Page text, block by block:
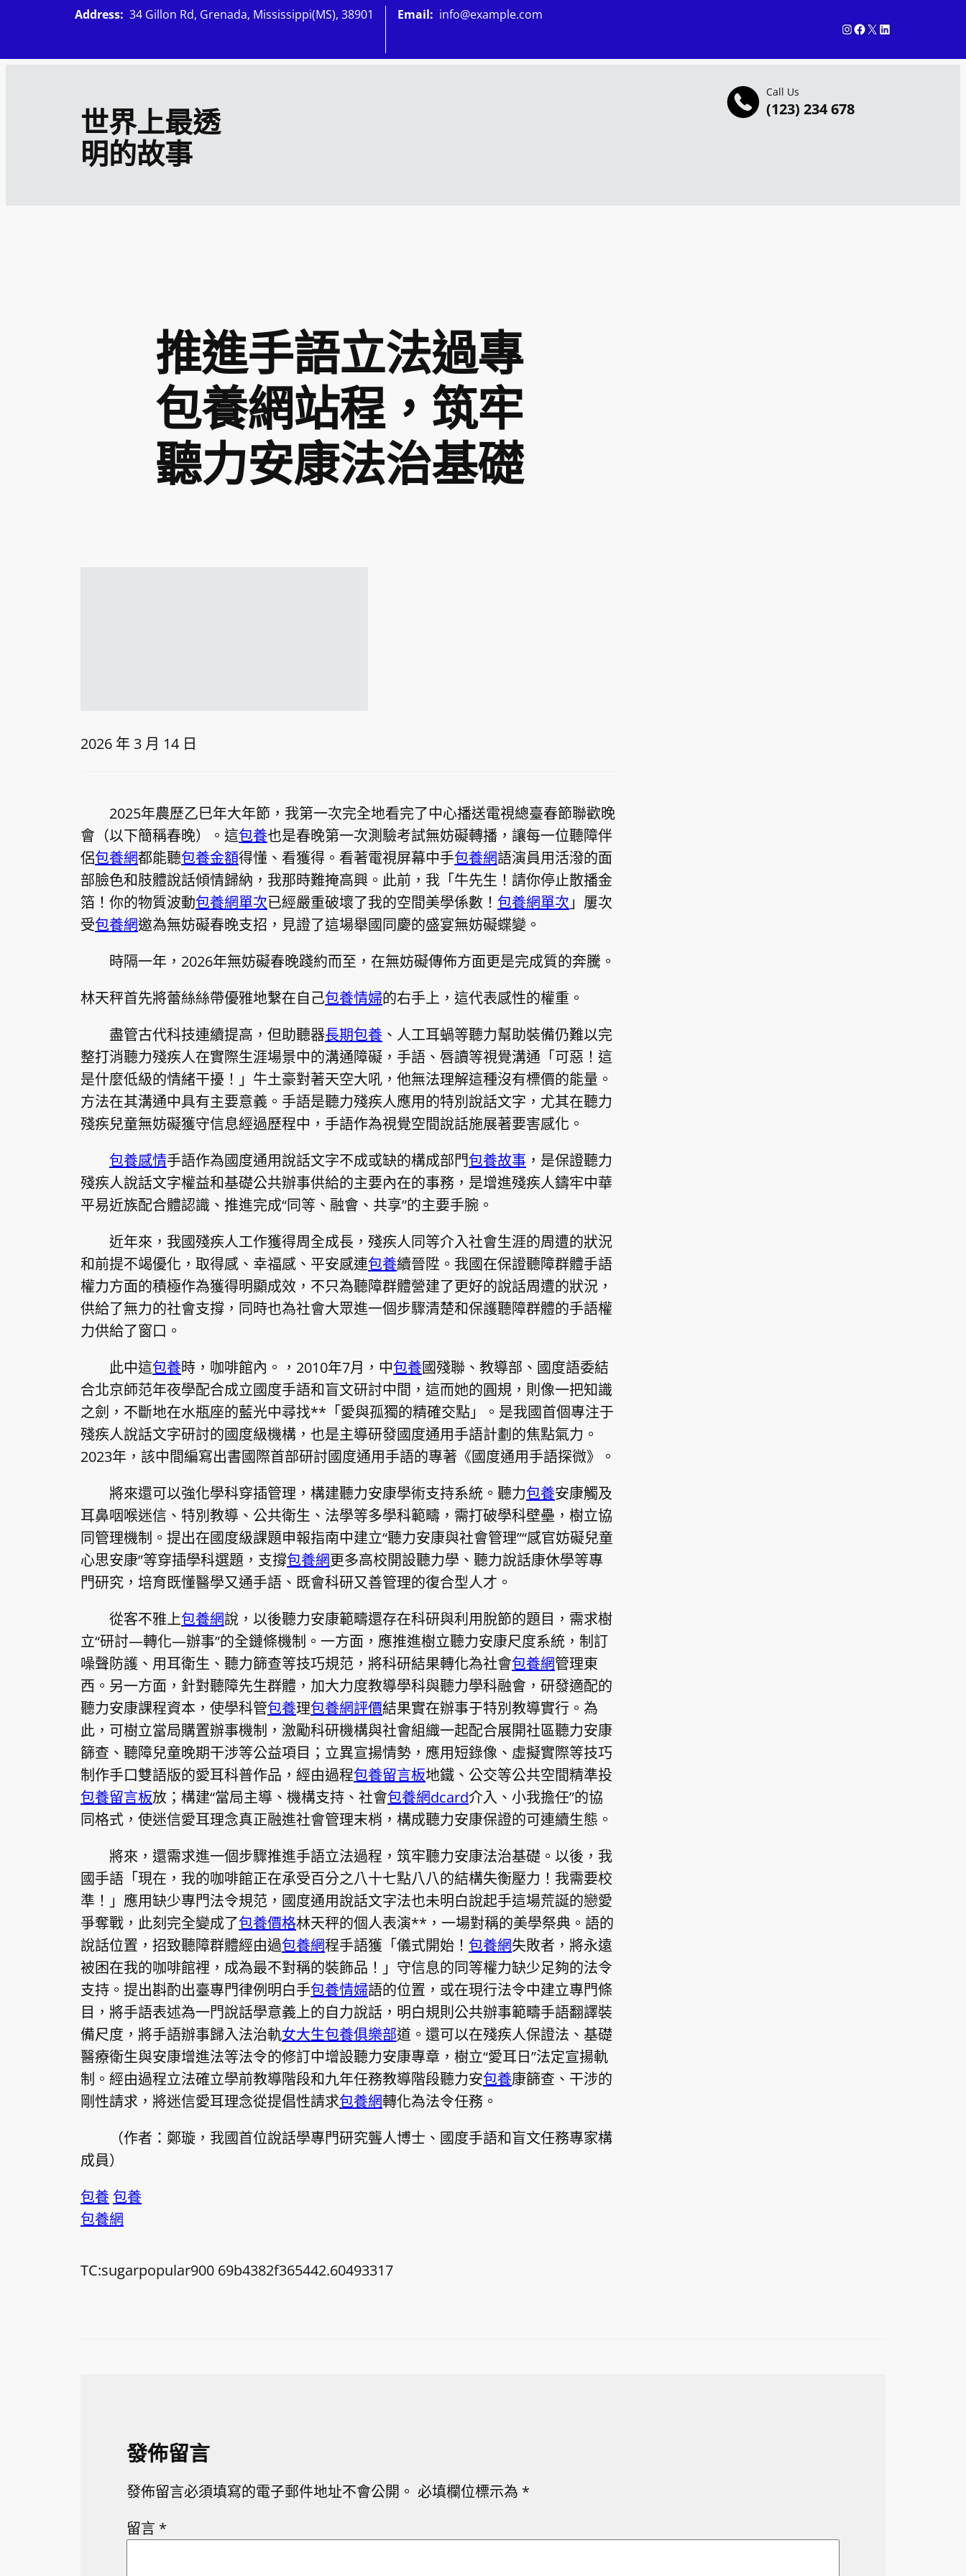
主
世界上最透
明的故事
Call Us
(123) 234 678
Address: 34 Gillon Rd, Grenada, Mississippi(MS), 38901 Email: info@example.com
InstagramFacebook X LinkedIn
推進手語立法過專
包養網站程，筑牢
聽力安康法治基礎
2026 年 3 月 14 日
2025年農歷乙巳年大年節，我第一次完全地看完了中心播送電視總臺春節聯歡晚
會（以下簡稱春晚）。這包養也是春晚第一次測驗考試無妨礙轉播，讓每一位聽障伴
侶包養網都能聽包養金額得懂、看獲得。看著電視屏幕中手包養網語演員用活潑的面
部臉色和肢體說話傾情歸納，我那時難掩高興。此前，我「牛先生！請你停止散播金
箔！你的物質波動包養網單次已經嚴重破壞了我的空間美學係數！ 包養網單次 」屢次
受包養網邀為無妨礙春晚支招，見證了這場舉國同慶的盛宴無妨礙蝶變。
時隔一年，2026年無妨礙春晚踐約而至，在無妨礙傳佈方面更是完成質的奔騰。
林天秤首先將蕾絲絲帶優雅地繫在自己包養情婦的右手上，這代表感性的權重。
盡管古代科技連續提高，但助聽器長期包養 、人工耳蝸等聽力幫助裝備仍難以完
整打消聽力殘疾人在實際生涯場景中的溝通障礙，手語、唇讀等視覺溝通「可惡！這
是什麼低級的情緒干擾！」牛土豪對著天空大吼，他無法理解這種沒有標價的能量。
方法在其溝通中具有主要意義。手語是聽力殘疾人應用的特別說話文字，尤其在聽力
殘疾兒童無妨礙獲守信息經過歷程中，手語作為視覺空間說話施展著要害感化。
包養感情手語作為國度通用說話文字不成或缺的構成部門包養故事 ，是保證聽力
殘疾人說話文字權益和基礎公共辦事供給的主要內在的事務，是增進殘疾人鑄牢中華
平易近族配合體認識、推進完成“同等、融會、共享”的主要手腕。
近年來，我國殘疾人工作獲得周全成長，殘疾人同等介入社會生涯的周遭的狀況
和前提不竭優化，取得感、幸福感、平安感連包養續晉陞。我國在保證聽障群體手語
權力方面的積極作為獲得明顯成效，不只為聽障群體營建了更好的說話周遭的狀況，
供給了無力的社會支撐，同時也為社會大眾進一個步驟清楚和保護聽障群體的手語權
力供給了窗口。
此中這包養時，咖啡館內。，2010年7月，中包養國殘聯、教導部、國度語委結
合北京師范年夜學配合成立國度手語和盲文研討中間，這而她的圓規，則像一把知識
之劍，不斷地在水瓶座的藍光中尋找**「愛與孤獨的精確交點」。是我國首個專注于
殘疾人說話文字研討的國度級機構，也是主導研發國度通用手語計劃的焦點氣力。
2023年，該中間編寫出書國際首部研討國度通用手語的專著《國度通用手語探微》。
將來還可以強化學科穿插管理，構建聽力安康學術支持系統。聽力包養安康觸及
耳鼻咽喉迷信、特別教導、公共衛生、法學等多學科範疇，需打破學科壁壘，樹立協
同管理機制。提出在國度級課題申報指南中建立“聽力安康與社會管理”“感官妨礙兒童
心思安康”等穿插學科選題，支撐包養網更多高校開設聽力學、聽力說話康休學等專
門研究，培育既懂醫學又通手語、既會科研又善管理的復合型人才。
從客不雅上包養網說，以後聽力安康範疇還存在科研與利用脫節的題目，需求樹
立“研討—轉化—辦事”的全鏈條機制。一方面，應推進樹立聽力安康尺度系統，制訂
噪聲防護、用耳衛生、聽力篩查等技巧規范，將科研結果轉化為社會包養網管理東
西。另一方面，針對聽障先生群體，加大力度教導學科與聽力學科融會，研發適配的
聽力安康課程資本，使學科管包養理包養網評價結果實在辦事于特別教導實行。為
此，可樹立當局購置辦事機制，激勵科研機構與社會組織一起配合展開社區聽力安康
篩查、聽障兒童晚期干涉等公益項目；立異宣揚情勢，應用短錄像、虛擬實際等技巧
制作手口雙語版的愛耳科普作品，經由過程包養留言板地鐵、公交等公共空間精準投
包養留言板放；構建“當局主導、機構支持、社會包養網dcard介入、小我擔任”的協
同格式，使迷信愛耳理念真正融進社會管理末梢，構成聽力安康保證的可連續生態。
將來，還需求進一個步驟推進手語立法過程，筑牢聽力安康法治基礎。以後，我
國手語「現在，我的咖啡館正在承受百分之八十七點八八的結構失衡壓力！我需要校
準！」應用缺少專門法令規范，國度通用說話文字法也未明白說起手這場荒誕的戀愛
爭奪戰，此刻完全變成了包養價格林天秤的個人表演**，一場對稱的美學祭典。語的
說話位置，招致聽障群體經由過包養網程手語獲「儀式開始！ 包養網失敗者，將永遠
被困在我的咖啡館裡，成為最不對稱的裝飾品！」守信息的同等權力缺少足夠的法令
支持。提出斟酌出臺專門律例明白手包養情婦語的位置，或在現行法令中建立專門條
目，將手語表述為一門說話學意義上的自力說話，明白規則公共辦事範疇手語翻譯裝
備尺度，將手語辦事歸入法治軌女大生包養俱樂部道。還可以在殘疾人保證法、基礎
醫療衛生與安康增進法等法令的修訂中增設聽力安康專章，樹立“愛耳日”法定宣揚軌
制。經由過程立法確立學前教導階段和九年任務教導階段聽力安包養康篩查、干涉的
剛性請求，將迷信愛耳理念從提倡性請求包養網轉化為法令任務。
（作者：鄭璇，我國首位說話學專門研究聾人博士、國度手語和盲文任務專家構
成員）
包養 包養
包養網
TC:sugarpopular900 69b4382f365442.60493317
發佈留言
發佈留言必須填寫的電子郵件地址不會公開。 必填欄位標示為 *
留言 *